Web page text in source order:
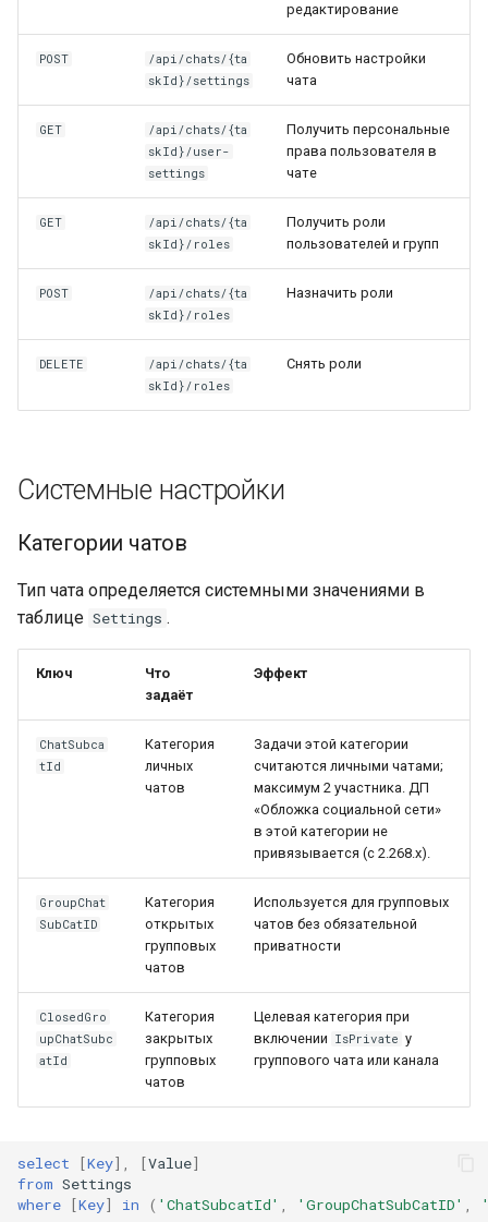
редактирование
POST
/api/chats/{ta
skId}/settings
Обновить настройки
чата
GET
/api/chats/{ta
skId}/user-
settings
Получить персональные
права пользователя в
чате
GET
/api/chats/{ta
skId}/roles
Получить роли
пользователей и групп
POST
/api/chats/{ta
skId}/roles
Назначить роли
DELETE
/api/chats/{ta
skId}/roles
Снять роли
Системные настройки
Категории чатов
Тип чата определяется системными значениями в
таблице Settings .
Ключ
Что
задаёт
Эффект
ChatSubca
tId
Категория
личных
чатов
Задачи этой категории
считаются личными чатами;
максимум 2 участника. ДП
«Обложка социальной сети»
в этой категории не
привязывается (с 2.268.x).
GroupChat
SubCatID
Категория
открытых
групповых
чатов
Используется для групповых
чатов без обязательной
приватности
ClosedGro
upChatSubc
atId
Категория
закрытых
групповых
чатов
Целевая категория при
включении IsPrivate у
группового чата или канала
select [Key], [Value]
from Settings
where [Key] in ( 'ChatSubcatId' 'GroupChatSubCatID'